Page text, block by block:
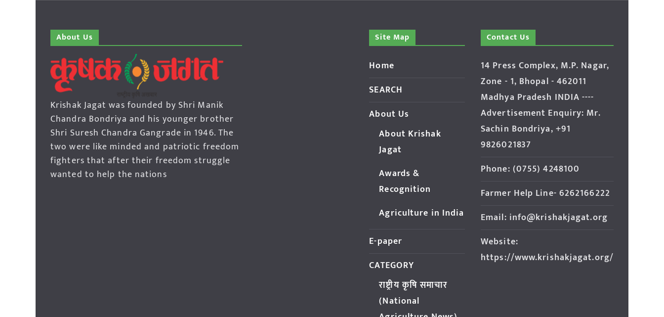
About Us
Krishak Jagat was founded by Shri Manik
Chandra Bondriya and his younger brother
Shri Suresh Chandra Gangrade in 1946. The
two were like minded and patriotic freedom
fighters that after their freedom struggle
wanted to help the nations
Site Map
Home
SEARCH
About Us
About Krishak
Jagat
Awards &
Recognition
Agriculture in India
E-paper
CATEGORY
राष्ट्रीय कृषि समाचार
(National
Contact Us
14 Press Complex, M.P. Nagar,
Zone - 1, Bhopal - 462011
Madhya Pradesh INDIA ----
Advertisement Enquiry: Mr.
Sachin Bondriya, +91
9826021837
Phone: (0755) 4248100
Farmer Help Line- 6262166222
Email: info@krishakjagat.org
Website:
https://www.krishakjagat.org/